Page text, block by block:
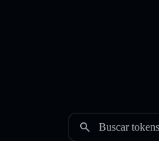
Buscar